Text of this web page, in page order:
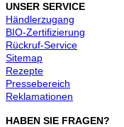
UNSER SERVICE
Händlerzugang
BIO-Zertifizierung
Rückruf-Service
Sitemap
Rezepte
Pressebereich
Reklamationen
HABEN SIE FRAGEN?